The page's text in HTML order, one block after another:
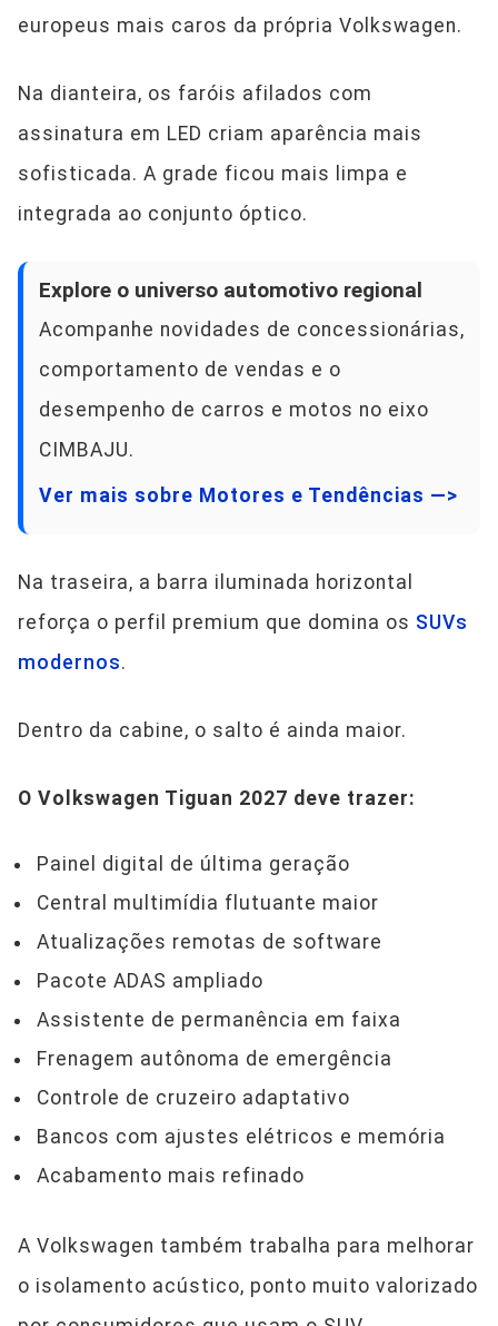
europeus mais caros da própria Volkswagen.
Na dianteira, os faróis afilados com
assinatura em LED criam aparência mais
sofisticada. A grade ficou mais limpa e
integrada ao conjunto óptico.
Explore o universo automotivo regional
Acompanhe novidades de concessionárias,
comportamento de vendas e o
desempenho de carros e motos no eixo
CIMBAJU.
Ver mais sobre Motores e Tendências —>
Na traseira, a barra iluminada horizontal
reforça o perfil premium que domina os SUVs
modernos.
Dentro da cabine, o salto é ainda maior.
O Volkswagen Tiguan 2027 deve trazer:
Painel digital de última geração
Central multimídia flutuante maior
Atualizações remotas de software
Pacote ADAS ampliado
Assistente de permanência em faixa
Frenagem autônoma de emergência
Controle de cruzeiro adaptativo
Bancos com ajustes elétricos e memória
Acabamento mais refinado
A Volkswagen também trabalha para melhorar
o isolamento acústico, ponto muito valorizado